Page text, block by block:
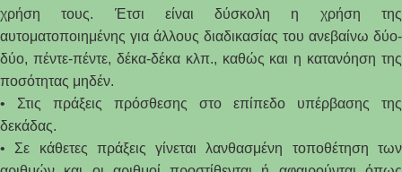
χρήση τους. Έτσι είναι δύσκολη η χρήση της
αυτοματοποιημένης για άλλους διαδικασίας του ανεβαίνω δύο-
δύο, πέντε-πέντε, δέκα-δέκα κλπ., καθώς και η κατανόηση της
ποσότητας μηδέν.
• Στις πράξεις πρόσθεσης στο επίπεδο υπέρβασης της
δεκάδας.
• Σε κάθετες πράξεις γίνεται λανθασμένη τοποθέτηση των